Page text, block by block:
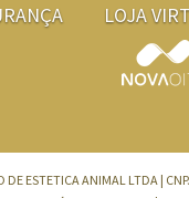
LOJA
DE ESTETICA ANIMAL LTDA |